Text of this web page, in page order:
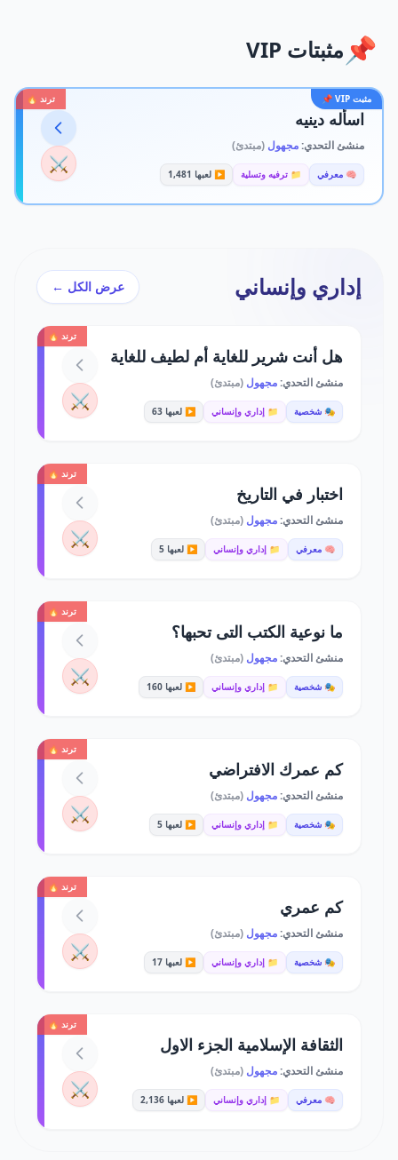
📌 مثبتات VIP
مثبت VIP 📌 ترند 🔥
اسأله دينيه
منشئ التحدي:مجهول (مبتدئ)
🧠 معرفي 📁 ترفيه وتسلية ▶️ لعبها 1,481 ⚔️
إداري وإنساني عرض الكل ←
ترند 🔥
هل أنت شرير للغاية أم لطيف للغاية
منشئ التحدي:مجهول (مبتدئ)
🎭 شخصية 📁 إداري وإنساني ▶️ لعبها 63 ⚔️
ترند 🔥
اختبار في التاريخ
منشئ التحدي:مجهول (مبتدئ)
🧠 معرفي 📁 إداري وإنساني ▶️ لعبها 5 ⚔️
ترند 🔥
ما نوعية الكتب التى تحبها؟
منشئ التحدي:مجهول (مبتدئ)
🎭 شخصية 📁 إداري وإنساني ▶️ لعبها 160 ⚔️
ترند 🔥
كم عمرك الافتراضي
منشئ التحدي:مجهول (مبتدئ)
🎭 شخصية 📁 إداري وإنساني ▶️ لعبها 5 ⚔️
ترند 🔥
كم عمري
منشئ التحدي:مجهول (مبتدئ)
🎭 شخصية 📁 إداري وإنساني ▶️ لعبها 17 ⚔️
ترند 🔥
الثقافة الإسلامية الجزء الاول
منشئ التحدي:مجهول (مبتدئ)
🧠 معرفي 📁 إداري وإنساني ▶️ لعبها 2,136 ⚔️